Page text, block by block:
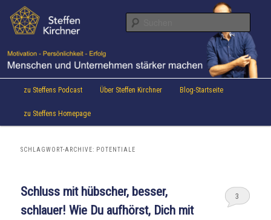
Inhalt
wechseln
sekundären
Inhalt
Steffen Kirchner Blog
Aktuelles von Speaker & Motivationstrainer Steffen Kirchner
Hauptmenü
zu Steffens Podcast Über Steffen Kirchner Blog-Startseite
zu Steffens Homepage
SCHLAGWORT-ARCHIVE: POTENTIALE
Schluss mit hübscher, besser,
schlauer! Wie Du aufhörst, Dich mit
3